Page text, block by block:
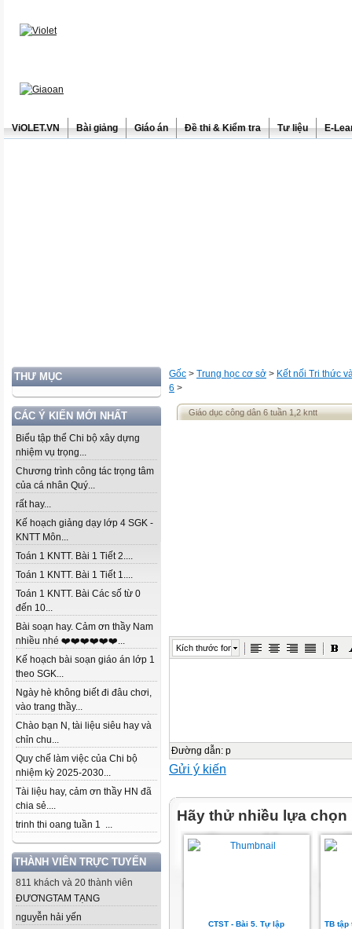
ViOLET.VN Bài giảng Giáo án Đề thi & Kiểm tra Tư liệu E-
THƯ MỤC
CÁC Ý KIẾN MỚI NHẤT
Biểu tập thể Chi bộ xây dựng
nhiệm vụ trọng...
Chương trình công tác trọng tâm
của cá nhân Quý...
rất hay...
Kế hoạch giảng dạy lớp 4 SGK -
KNTT Môn...
Toán 1 KNTT. Bài 1 Tiết 2....
Toán 1 KNTT. Bài 1 Tiết 1....
Toán 1 KNTT. Bài Các số từ 0
đến 10...
Bài soạn hay. Cảm ơn thầy Nam
nhiều nhé ❤️❤️❤️❤️❤️❤️...
Kế hoạch bài soạn giáo án lớp 1
theo SGK...
Ngày hè không biết đi đâu chơi,
vào trang thầy...
Chào bạn N, tài liệu siêu hay và
chỉn chu...
Quy chế làm việc của Chi bộ
nhiệm kỳ 2025-2030...
Tài liệu hay, cảm ơn thầy HN đã
chia sẻ....
trinh thi oang tuần 1 ...
THÀNH VIÊN TRỰC TUYẾN
811 khách và 20 thành viên
ĐƯƠNGTAM TẠNG
nguyễn hải yến
Gốc > Trung học cơ sở > Kết nối Tri thức
6 >
Giáo dục công dân 6 tuần 1,2 kntt
Kích thước font
Đường dẫn: p
Gửi ý kiến
Hãy thử nhiều lựa chọn
CTST - Bài 5. Tự lập TB tập